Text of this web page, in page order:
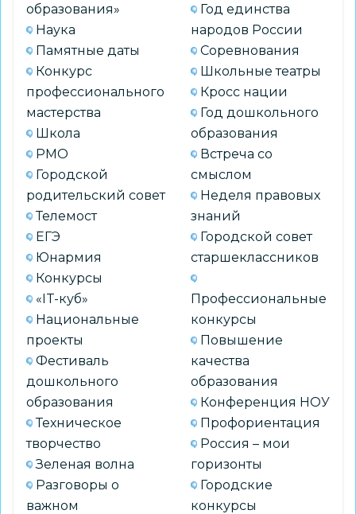
образования»
Наука
Памятные даты
Конкурс
профессионального
мастерства
Школа
РМО
Городской
родительский совет
Телемост
ЕГЭ
Юнармия
Конкурсы
«IT-куб»
Национальные
проекты
Фестиваль
дошкольного
образования
Техническое
творчество
Зеленая волна
Разговоры о
важном
Год единства
народов России
Соревнования
Школьные театры
Кросс нации
Год дошкольного
образования
Встреча со
смыслом
Неделя правовых
знаний
Городской совет
старшеклассников
Профессиональные
конкурсы
Повышение
качества
образования
Конференция НОУ
Профориентация
Россия – мои
горизонты
Городские
конкурсы